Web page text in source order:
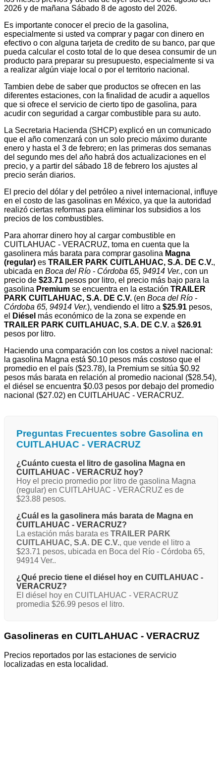
2026 y de mañana Sábado 8 de agosto del 2026.
Es importante conocer el precio de la gasolina,
especialmente si usted va comprar y pagar con dinero en
efectivo o con alguna tarjeta de credito de su banco, par que
pueda calcular el costo total de lo que desea consumir de un
producto para preparar su presupuesto, especialmente si va
a realizar algún viaje local o por el territorio nacional.
Tambien debe de saber que productos se ofrecen en las
diferentes estaciones, con la finalidad de acudir a aquellos
que si ofrece el servicio de cierto tipo de gasolina, para
acudir con seguridad a cargar combustible para su auto.
La Secretaria Hacienda (SHCP) explicó en un comunicado
que el año comenzará con un solo precio máximo durante
enero y hasta el 3 de febrero; en las primeras dos semanas
del segundo mes del año habrá dos actualizaciones en el
precio, y a partir del sábado 18 de febrero los ajustes al
precio serán diarios.
El precio del dólar y del petróleo a nivel internacional, influye
en el costo de las gasolinas en México, ya que la autoridad
realizó ciertas reformas para eliminar los subsidios a los
precios de los combustibles.
Para ahorrar dinero hoy al cargar combustible en
CUITLAHUAC - VERACRUZ, toma en cuenta que la
gasolinera más barata para comprar gasolina Magna
(regular) es TRAILER PARK CUITLAHUAC, S.A. DE C.V.,
ubicada en Boca del Río - Córdoba 65, 94914 Ver., con un
precio de $23.71 pesos por litro, el precio más bajo para la
gasolina Premium se encuentra en la estación TRAILER
PARK CUITLAHUAC, S.A. DE C.V. (en Boca del Río -
Córdoba 65, 94914 Ver.), vendiendo el litro a $25.91 pesos,
el
Diésel más económico de la zona se expende en
TRAILER PARK CUITLAHUAC, S.A. DE C.V. a $26.91
pesos por litro.
Haciendo una comparación con los costos a nivel nacional:
la gasolina Magna está $0.10 pesos más costoso que el
promedio en el país ($23.78), la Premium se sitúa $0.92
pesos más barata en relación al promedio nacional ($28.54),
el diésel se encuentra $0.03 pesos por debajo del promedio
nacional ($27.02) en CUITLAHUAC - VERACRUZ.
Preguntas Frecuentes sobre Gasolina en
CUITLAHUAC - VERACRUZ
¿Cuánto cuesta el litro de gasolina Magna en
CUITLAHUAC - VERACRUZ hoy?
Hoy el precio promedio por litro de gasolina Magna
(regular) en CUITLAHUAC - VERACRUZ es de
$23.88 pesos.
¿Cuál es la gasolinera más barata de Magna en
CUITLAHUAC - VERACRUZ?
La estación más barata es TRAILER PARK
CUITLAHUAC, S.A. DE C.V., que vende el litro a
$23.71 pesos, ubicada en Boca del Río - Córdoba 65,
94914 Ver..
¿Qué precio tiene el diésel hoy en CUITLAHUAC -
VERACRUZ?
El diésel hoy en CUITLAHUAC - VERACRUZ
promedia $26.99 pesos el litro.
Gasolineras en CUITLAHUAC - VERACRUZ
Precios reportados por las estaciones de servicio
localizadas en esta localidad.